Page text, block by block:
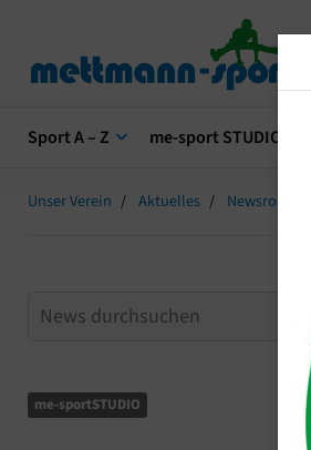
Sport A – Z me-sport STUDIO
Unser Verein Aktuelles Newsroom
me-sportSTUDIO